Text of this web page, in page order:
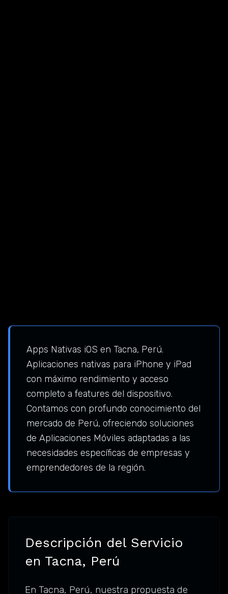
Apps Nativas iOS en Tacna, Perú.
Aplicaciones nativas para iPhone y iPad
con máximo rendimiento y acceso
completo a features del dispositivo.
Contamos con profundo conocimiento del
mercado de Perú, ofreciendo soluciones
de Aplicaciones Móviles adaptadas a las
necesidades específicas de empresas y
emprendedores de la región.
Descripción del Servicio
en Tacna, Perú
En Tacna, Perú, nuestra propuesta de